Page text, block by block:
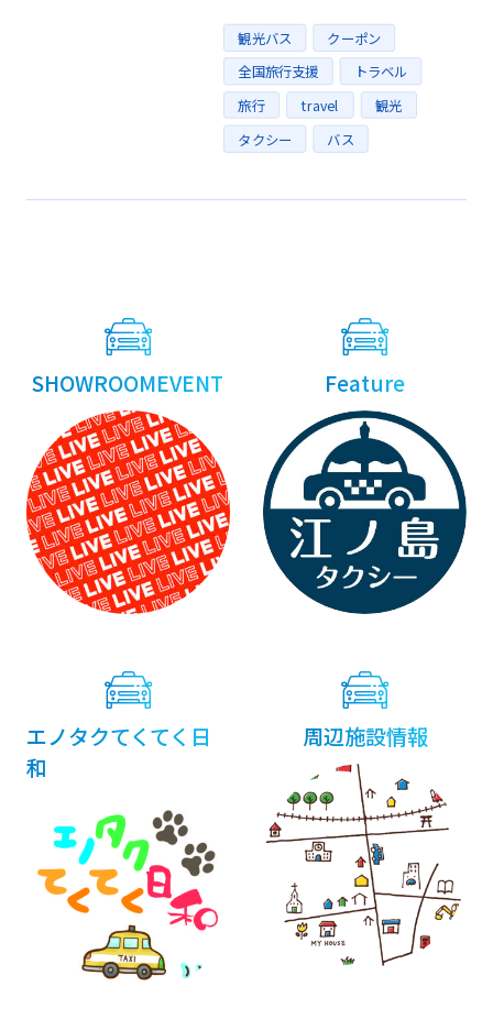
Tags
観光バス クーポン
全国旅行支援 トラベル
旅行 travel 観光
タクシー バス
SHOWROOMEVENT Feature
エノタクてくてく日
和
周辺施設情報